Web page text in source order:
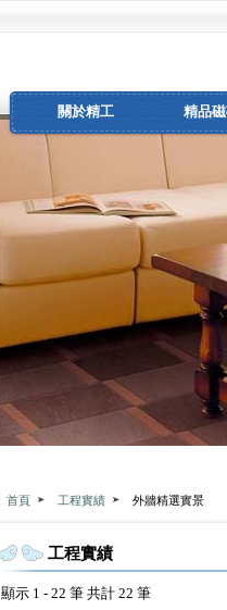
關於精工 精品
首頁 工程實績 外牆精選實景
工程實績
顯示 1 - 22 筆 共計 22 筆